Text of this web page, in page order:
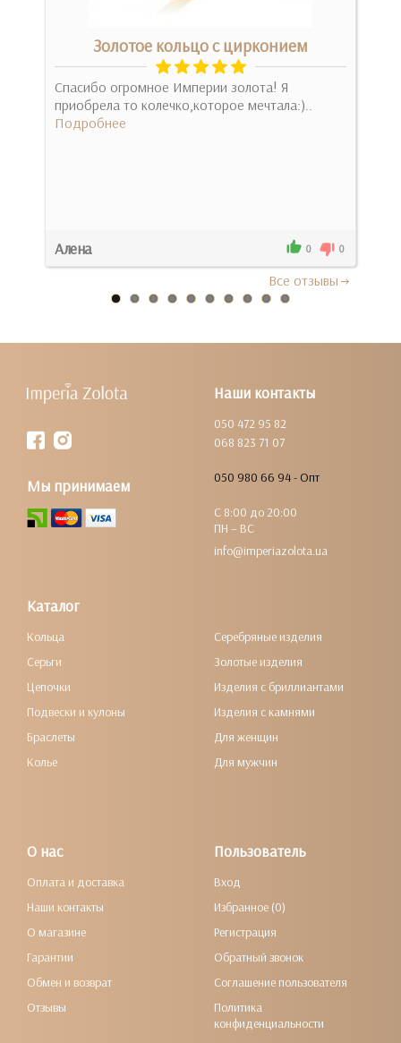
Золотое кольцо с цирконием
Спасибо огромное Империи золота! Я
приобрела то колечко,которое мечтала:)..
Подробнее
Алена 0 0
Все отзывы
Наши контакты
050 472 95 82
068 823 71 07
050 980 66 94 - Опт
С 8:00 до 20:00
ПН – ВС
info@imperiazolota.ua
Мы принимаем
Каталог
Кольца
Серьги
Цепочки
Подвески и кулоны
Браслеты
Колье
Серебряные изделия
Золотые изделия
Изделия с бриллиантами
Изделия с камнями
Для женщин
Для мужчин
О нас
Оплата и доставка
Наши контакты
О магазине
Гарантии
Обмен и возврат
Отзывы
Пользователь
Вход
Избранное (0)
Регистрация
Обратный звонок
Соглашение пользователя
Политика
конфиденциальности